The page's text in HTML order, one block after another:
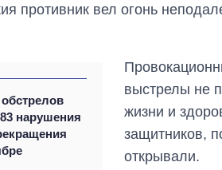
противник вел огонь
нарушения
выстрелы не
жизни и
защитников,
открывали.